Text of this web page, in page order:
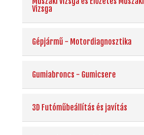
Vizsga
Gépjármű - Motordiagnosztika
Gumiabroncs - Gumicsere
3D Futóműbeállítás és javítás